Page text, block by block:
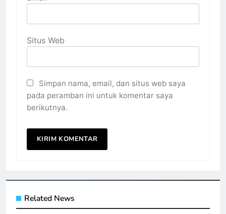
Situs Web
Simpan nama, email, dan situs web saya
pada peramban ini untuk komentar saya
berikutnya.
Related News